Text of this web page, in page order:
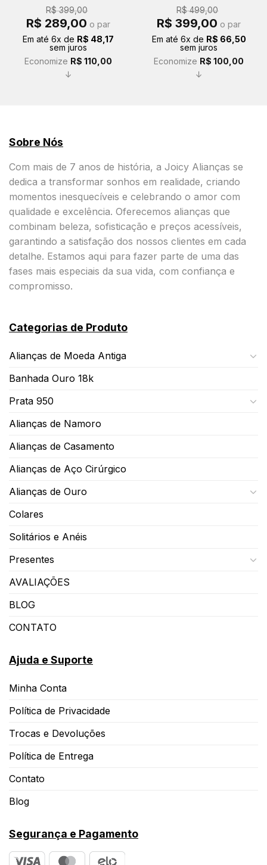
R$399,00
O
preço
era:
R$ 399,00.
R$ 289,00 preço
é:
o par
Em até 6x de R$ 48,17
sem juros
Economize R$ 110,00
↓
R$499,00
O
preço
era:
R$ 499,00.
R$ 399,00 preço
é:
o par
Em até 6x de R$ 66,50
sem juros
Economize R$ 100,00
↓
Sobre Nós
Com mais de 7 anos de história, a Joicy Alianças se
dedica a transformar sonhos em realidade, criando
momentos inesquecíveis e celebrando o amor com
qualidade e excelência. Oferecemos alianças que
combinam beleza, sofisticação e preços acessíveis,
garantindo a satisfação dos nossos clientes em cada
detalhe. Estamos aqui para fazer parte de uma das
fases mais especiais da sua vida, com confiança e
compromisso.
Categorias de Produto
Alianças de Moeda Antiga
Banhada Ouro 18k
Prata 950
Alianças de Namoro
Alianças de Casamento
Alianças de Aço Cirúrgico
Alianças de Ouro
Colares
Solitários e Anéis
Presentes
AVALIAÇÕES
BLOG
CONTATO
Ajuda e Suporte
Minha Conta
Política de Privacidade
Trocas e Devoluções
Política de Entrega
Contato
Blog
Segurança e Pagamento